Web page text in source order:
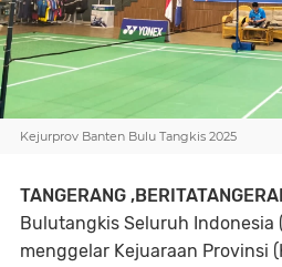
Kejurprov Banten Bulu Tangkis 2025
TANGERANG
Bulutangkis Seluruh Indonesia
menggelar Kejuaraan Provinsi